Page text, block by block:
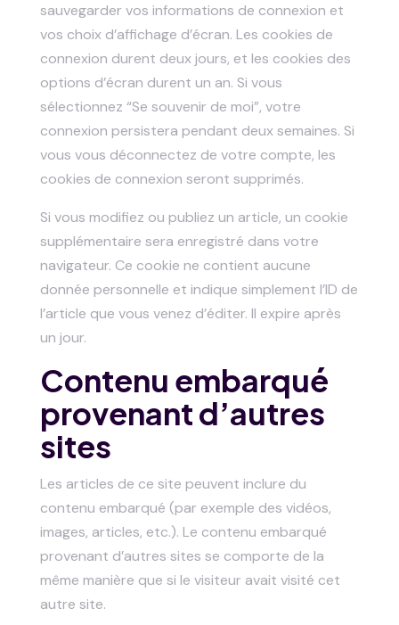
sauvegarder vos informations de connexion et
vos choix d’affichage d’écran. Les cookies de
connexion durent deux jours, et les cookies des
options d’écran durent un an. Si vous
sélectionnez “Se souvenir de moi”, votre
connexion persistera pendant deux semaines. Si
vous vous déconnectez de votre compte, les
cookies de connexion seront supprimés.
Si vous modifiez ou publiez un article, un cookie
supplémentaire sera enregistré dans votre
navigateur. Ce cookie ne contient aucune
donnée personnelle et indique simplement l’ID de
l’article que vous venez d’éditer. Il expire après
un jour.
Contenu embarqué
provenant d’autres
sites
Les articles de ce site peuvent inclure du
contenu embarqué (par exemple des vidéos,
images, articles, etc.). Le contenu embarqué
provenant d’autres sites se comporte de la
même manière que si le visiteur avait visité cet
autre site.